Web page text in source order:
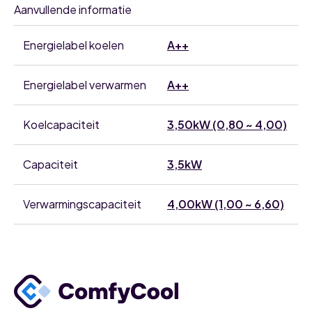
Aanvullende informatie
Energielabel koelen A++
Energielabel verwarmen A++
Koelcapaciteit 3,50kW (0,80 ~ 4,00)
Capaciteit 3,5kW
Verwarmingscapaciteit 4,00kW (1,00 ~ 6,60)